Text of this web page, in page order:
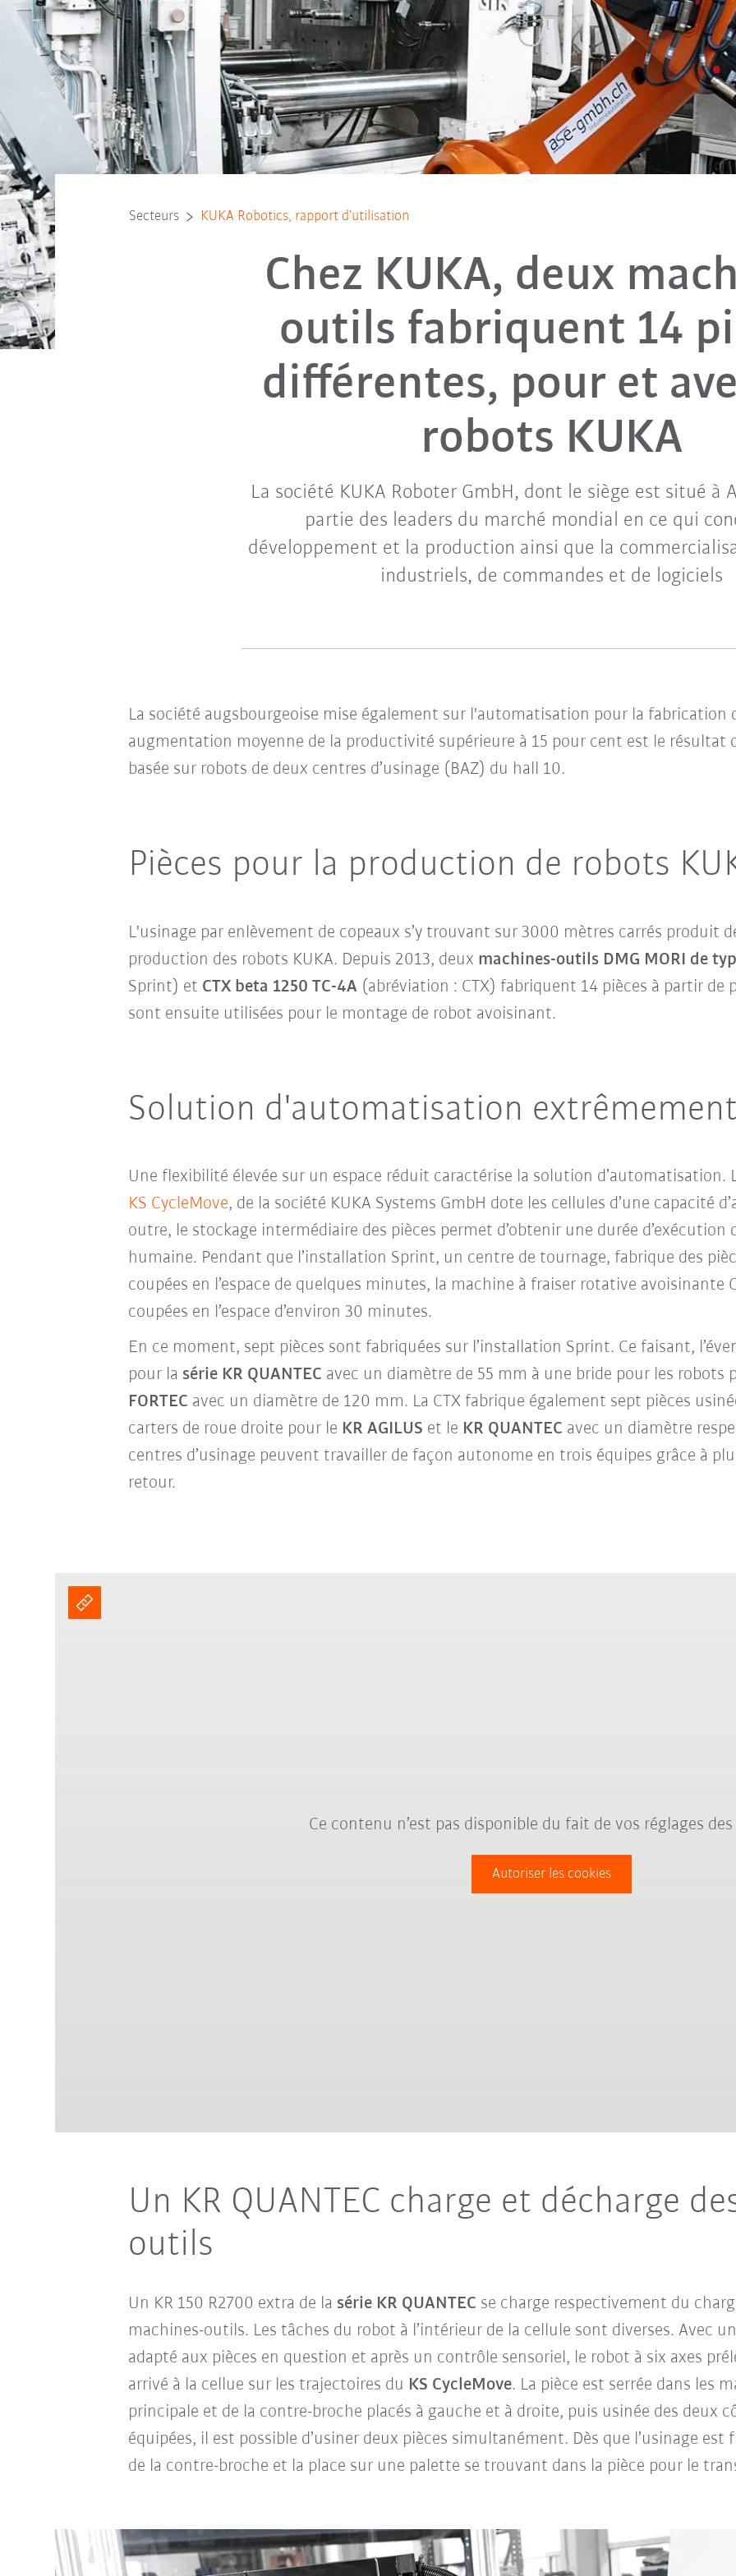
Secteurs KUKA Robotics, rapport d’utilisation
Chez KUKA, deux
outils fabriquent 14
différentes, pour et
robots KUKA
La société KUKA Roboter GmbH, dont le siège est situé à
partie des leaders du marché mondial en ce qui
développement et la production ainsi que la
industriels, de commandes et de logiciels
La société augsbourgeoise mise également sur l'automatisation pour la fabrication
augmentation moyenne de la productivité supérieure à 15 pour cent est le résultat
basée sur robots de deux centres d’usinage (BAZ) du hall 10.
Pièces pour la production de robots
L'usinage par enlèvement de copeaux s’y trouvant sur 3000 mètres carrés produit
production des robots KUKA. Depuis 2013, deux machines-outils DMG MORI de
Sprint) et CTX beta 1250 TC-4A (abréviation : CTX) fabriquent 14 pièces à partir de
sont ensuite utilisées pour le montage de robot avoisinant.
Solution d'automatisation
Une flexibilité élevée sur un espace réduit caractérise la solution d’automatisation.
KS CycleMove, de la société KUKA Systems GmbH dote les cellules d’une capacité
outre, le stockage intermédiaire des pièces permet d’obtenir une durée
humaine. Pendant que l’installation Sprint, un centre de tournage, fabrique des
coupées en l’espace de quelques minutes, la machine à fraiser rotative avoisinante
coupées en l’espace d’environ 30 minutes.
En ce moment, sept pièces sont fabriquées sur l’installation Sprint. Ce faisant,
pour la série KR QUANTEC avec un diamètre de 55 mm à une bride pour les robots
FORTEC avec un diamètre de 120 mm. La CTX fabrique également sept pièces
carters de roue droite pour le KR AGILUS et le KR QUANTEC avec un diamètre
centres d’usinage peuvent travailler de façon autonome en trois équipes grâce à
retour.
Ce contenu n’est pas disponible du fait de vos réglages
Autoriser les cookies
Un KR QUANTEC charge et décharge
outils
Un KR 150 R2700 extra de la série KR QUANTEC se charge respectivement du
machines-outils. Les tâches du robot à l’intérieur de la cellule sont diverses. Avec
adapté aux pièces en question et après un contrôle sensoriel, le robot à six axes
arrivé à la cellue sur les trajectoires du KS CycleMove. La pièce est serrée dans les
principale et de la contre-broche placés à gauche et à droite, puis usinée des deux
équipées, il est possible d’usiner deux pièces simultanément. Dès que l’usinage
de la contre-broche et la place sur une palette se trouvant dans la pièce pour le